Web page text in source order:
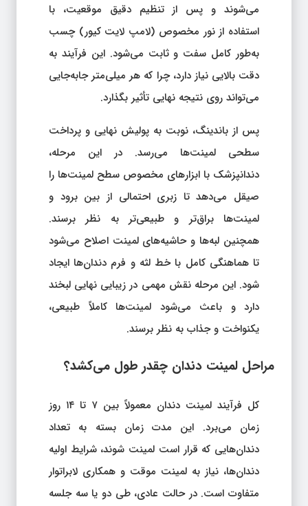
می‌شوند و پس از تنظیم دقیق موقعیت، با
استفاده از نور مخصوص (لامپ لایت کیور) چسب
به‌طور کامل سفت و ثابت می‌شود. این فرآیند به
دقت بالایی نیاز دارد، چرا که هر میلی‌متر جا‌به‌جایی
می‌تواند روی نتیجه نهایی تأثیر بگذارد.
پس از باندینگ، نوبت به پولیش نهایی و پرداخت
سطحی لمینت‌ها می‌رسد. در این مرحله،
دندانپزشک با ابزارهای مخصوص سطح لمینت‌ها را
صیقل می‌دهد تا زبری احتمالی از بین برود و
لمینت‌ها براق‌تر و طبیعی‌تر به نظر برسند.
همچنین لبه‌ها و حاشیه‌های لمینت اصلاح می‌شود
تا هماهنگی کامل با خط لثه و فرم دندان‌ها ایجاد
شود. این مرحله نقش مهمی در زیبایی نهایی لبخند
دارد و باعث می‌شود لمینت‌ها کاملاً طبیعی،
یکنواخت و جذاب به نظر برسند.
مراحل لمینت دندان چقدر طول می‌کشد؟
کل فرآیند لمینت دندان معمولاً بین ۷ تا ۱۴ روز
زمان می‌برد. این مدت زمان بسته به تعداد
دندان‌هایی که قرار است لمینت شوند، شرایط اولیه
دندان‌ها، نیاز به لمینت موقت و همکاری لابراتوار
متفاوت است. در حالت عادی، طی دو یا سه جلسه